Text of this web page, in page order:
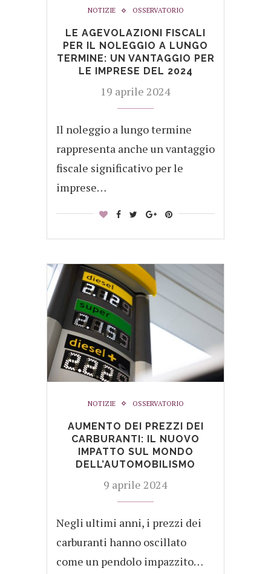
NOTIZIE OSSERVATORIO
LE AGEVOLAZIONI FISCALI
PER IL NOLEGGIO A LUNGO
TERMINE: UN VANTAGGIO PER
LE IMPRESE DEL 2024
19 aprile 2024
Il noleggio a lungo termine
rappresenta anche un vantaggio
fiscale significativo per le
imprese…
NOTIZIE OSSERVATORIO
AUMENTO DEI PREZZI DEI
CARBURANTI: IL NUOVO
IMPATTO SUL MONDO
DELL’AUTOMOBILISMO
9 aprile 2024
Negli ultimi anni, i prezzi dei
carburanti hanno oscillato
come un pendolo impazzito…